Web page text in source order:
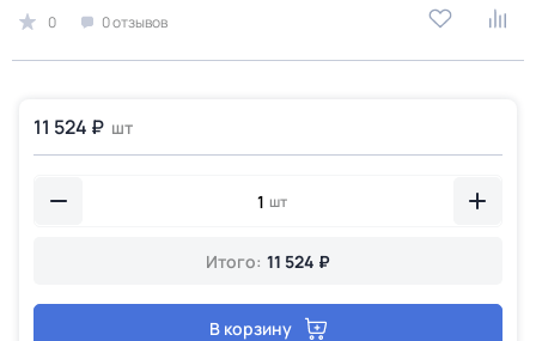
0 0 отзывов
11 524 ₽ шт
шт
Итого: 11 524 ₽
В корзину